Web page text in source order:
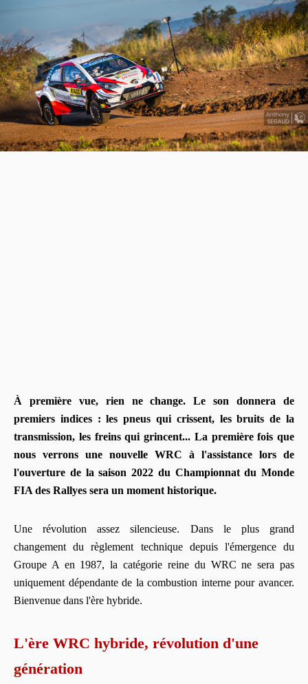
À première vue, rien ne change. Le son donnera de
premiers indices : les pneus qui crissent, les bruits de la
transmission, les freins qui grincent... La première fois que
nous verrons une nouvelle WRC à l'assistance lors de
l'ouverture de la saison 2022 du Championnat du Monde
FIA des Rallyes sera un moment historique.
Une révolution assez silencieuse. Dans le plus grand
changement du règlement technique depuis l'émergence du
Groupe A en 1987, la catégorie reine du WRC ne sera pas
uniquement dépendante de la combustion interne pour avancer.
Bienvenue dans l'ère hybride.
L'ère WRC hybride, révolution d'une
génération